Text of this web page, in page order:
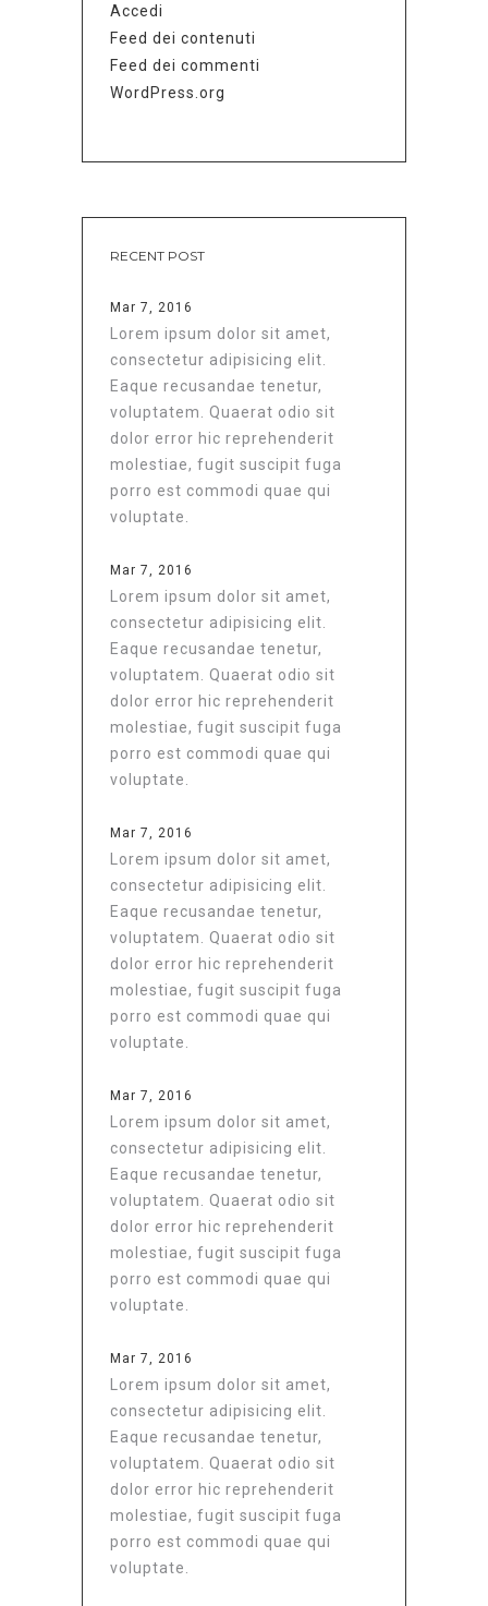
Accedi
Feed dei contenuti
Feed dei commenti
WordPress.org
RECENT POST
Mar 7, 2016
Lorem ipsum dolor sit amet,
consectetur adipisicing elit.
Eaque recusandae tenetur,
voluptatem. Quaerat odio sit
dolor error hic reprehenderit
molestiae, fugit suscipit fuga
porro est commodi quae qui
voluptate.
Mar 7, 2016
Lorem ipsum dolor sit amet,
consectetur adipisicing elit.
Eaque recusandae tenetur,
voluptatem. Quaerat odio sit
dolor error hic reprehenderit
molestiae, fugit suscipit fuga
porro est commodi quae qui
voluptate.
Mar 7, 2016
Lorem ipsum dolor sit amet,
consectetur adipisicing elit.
Eaque recusandae tenetur,
voluptatem. Quaerat odio sit
dolor error hic reprehenderit
molestiae, fugit suscipit fuga
porro est commodi quae qui
voluptate.
Mar 7, 2016
Lorem ipsum dolor sit amet,
consectetur adipisicing elit.
Eaque recusandae tenetur,
voluptatem. Quaerat odio sit
dolor error hic reprehenderit
molestiae, fugit suscipit fuga
porro est commodi quae qui
voluptate.
Mar 7, 2016
Lorem ipsum dolor sit amet,
consectetur adipisicing elit.
Eaque recusandae tenetur,
voluptatem. Quaerat odio sit
dolor error hic reprehenderit
molestiae, fugit suscipit fuga
porro est commodi quae qui
voluptate.